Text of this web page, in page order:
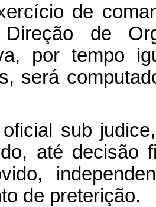
de
de
por tempo
será
sub
até decisão
de preterição.